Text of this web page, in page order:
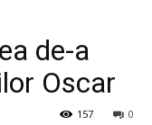
de-a
Oscar
0
157